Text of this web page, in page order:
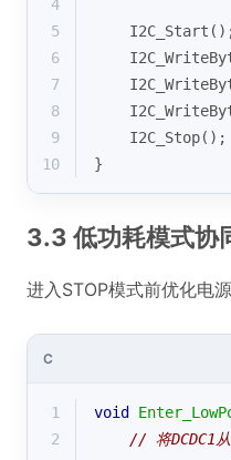
4
5
6
7
8
9
    I2C_Stop();
10
}
3.3 低功耗模式协
进入STOP模式前优化电源
C
1 void
2
// 将DCDC1